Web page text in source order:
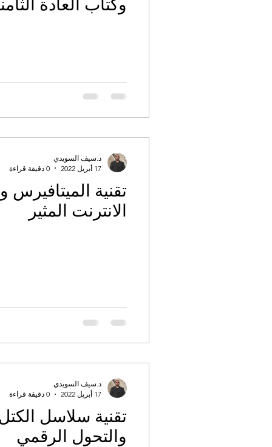
وكتاب العادة
تقنية
الانترنت المثير
د.سيف السويدي
17 أبريل 2022
0 دقيقة قراءة
تقنية سلاسل
والتحول الرقمي
د.سيف السويدي
17 أبريل 2022
0 دقيقة قراءة